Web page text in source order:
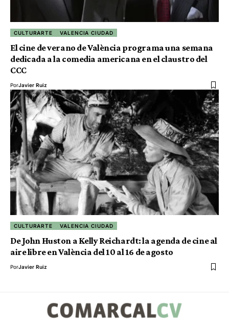
CULTURARTE VALENCIA CIUDAD
El cine de verano de València programa una semana
dedicada a la comedia americana en el claustro del
CCC
PorJavier Ruiz
CULTURARTE VALENCIA CIUDAD
De John Huston a Kelly Reichardt: la agenda de cine al
aire libre en València del 10 al 16 de agosto
PorJavier Ruiz